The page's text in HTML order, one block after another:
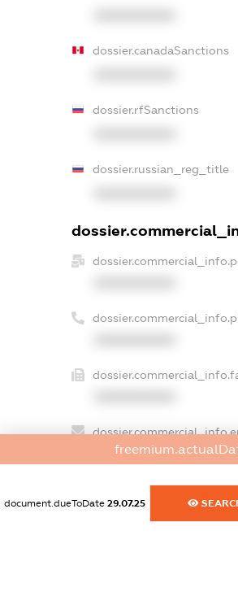
dossier.canadaSanctions
dossier.rfSanctions
dossier.russian_reg_title
XXXXXXXXXX
XXXXXXXXXX
document.dueToDate 29.07.25